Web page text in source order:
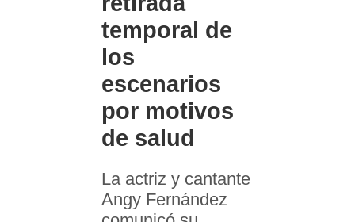
temporal de
los
escenarios
por motivos
de salud
La actriz y cantante
Angy Fernández